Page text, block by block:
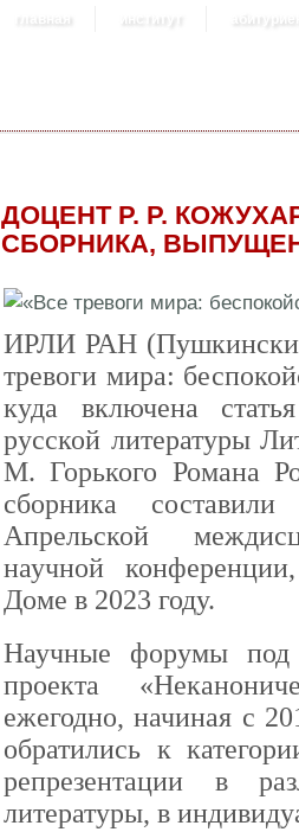
главная институт
ДОЦЕНТ Р. Р.
СБОРНИКА,
ИРЛИ РАН
тревоги мира:
куда включена
русской литературы
М. Горького Романа
сборника
Апрельской
научной
Доме в 2023 году.
Научные форумы
проекта
ежегодно, начиная с
обратились к
репрезентации в
литературы, в